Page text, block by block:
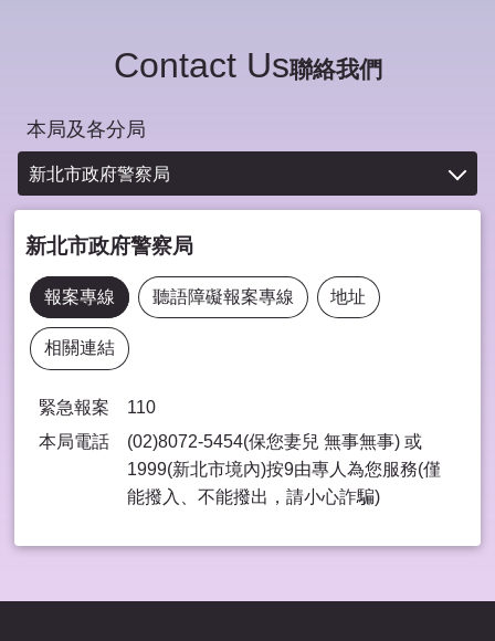
Contact Us聯絡我們
本局及各分局
新北市政府警察局
新北市政府警察局
報案專線 聽語障礙報案專線 地址
相關連結
緊急報案
110
本局電話
(02)8072-5454(保您妻兒 無事無事) 或
1999(新北市境內)按9由專⼈為您服務(僅
能撥入、不能撥出，請⼩⼼詐騙)